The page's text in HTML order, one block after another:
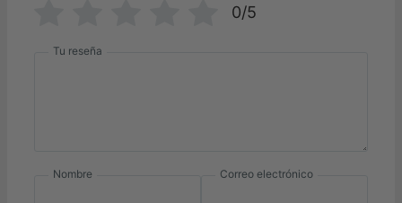
0/5
Tu reseña
Nombre Correo electrónico